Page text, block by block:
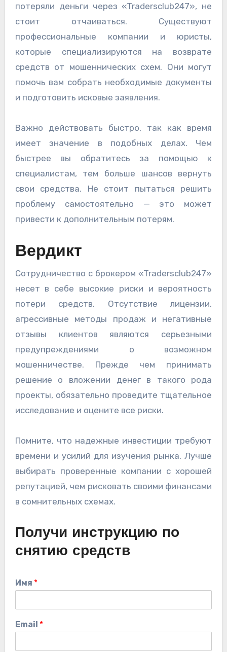
потеряли деньги через «Tradersclub247», не
стоит отчаиваться. Существуют
профессиональные компании и юристы,
которые специализируются на возврате
средств от мошеннических схем. Они могут
помочь вам собрать необходимые документы
и подготовить исковые заявления.
Важно действовать быстро, так как время
имеет значение в подобных делах. Чем
быстрее вы обратитесь за помощью к
специалистам, тем больше шансов вернуть
свои средства. Не стоит пытаться решить
проблему самостоятельно — это может
привести к дополнительным потерям.
Вердикт
Сотрудничество с брокером «Tradersclub247»
несет в себе высокие риски и вероятность
потери средств. Отсутствие лицензии,
агрессивные методы продаж и негативные
отзывы клиентов являются серьезными
предупреждениями о возможном
мошенничестве. Прежде чем принимать
решение о вложении денег в такого рода
проекты, обязательно проведите тщательное
исследование и оцените все риски.
Помните, что надежные инвестиции требуют
времени и усилий для изучения рынка. Лучше
выбирать проверенные компании с хорошей
репутацией, чем рисковать своими финансами
в сомнительных схемах.
Получи инструкцию по
снятию средств
Имя *
Email *